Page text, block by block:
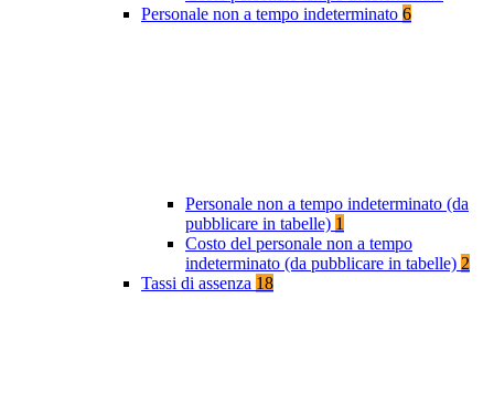
Personale non a tempo indeterminato 6
Personale non a tempo indeterminato (da
pubblicare in tabelle) 1
Costo del personale non a tempo
indeterminato (da pubblicare in tabelle) 2
Tassi di assenza 18